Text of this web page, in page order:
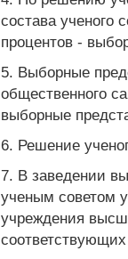
состава ученого
процентов -
5. Выборные
общественного
выборные
6. Решение
7. В заведении
ученым советом
учреждения